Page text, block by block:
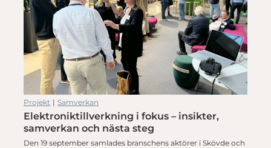
Projekt | Samverkan
Elektroniktillverkning i fokus – insikter,
samverkan och nästa steg
Den 19 september samlades branschens aktörer i Skövde och